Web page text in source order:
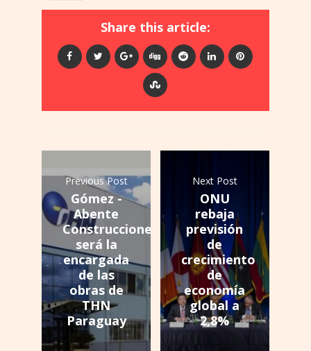
Share this article:
Previous Post
Gómez -
Abente
Construcciones
será la
encargada
de las
obras de
THN
Paraguay
Next Post
ONU
rebaja
previsión
de
crecimiento
de
economía
global a
2,8%